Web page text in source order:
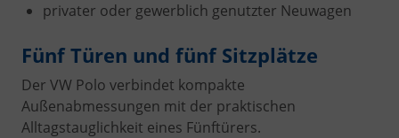
privater oder gewerblich genutzter Neuwagen
Fünf Türen und fünf Sitzplätze
Der VW Polo verbindet kompakte
Außenabmessungen mit der praktischen
Alltagstauglichkeit eines Fünftürers.